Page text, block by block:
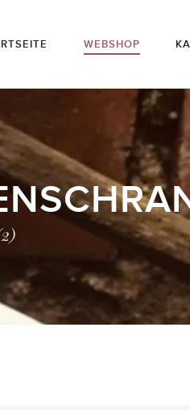
WEBSHOP